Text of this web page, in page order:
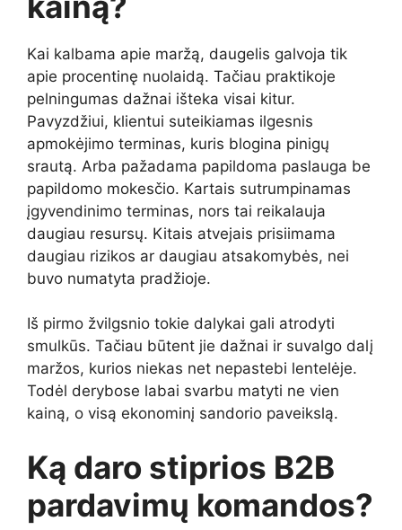
Kai kalbama apie maržą, daugelis galvoja tik
apie procentinę nuolaidą. Tačiau praktikoje
pelningumas dažnai išteka visai kitur.
Pavyzdžiui, klientui suteikiamas ilgesnis
apmokėjimo terminas, kuris blogina pinigų
srautą. Arba pažadama papildoma paslauga be
papildomo mokesčio. Kartais sutrumpinamas
įgyvendinimo terminas, nors tai reikalauja
daugiau resursų. Kitais atvejais prisiimama
daugiau rizikos ar daugiau atsakomybės, nei
buvo numatyta pradžioje.
Iš pirmo žvilgsnio tokie dalykai gali atrodyti
smulkūs. Tačiau būtent jie dažnai ir suvalgo dalį
maržos, kurios niekas net nepastebi lentelėje.
Todėl derybose labai svarbu matyti ne vien
kainą, o visą ekonominį sandorio paveikslą.
Ką daro stiprios B2B
pardavimų komandos?